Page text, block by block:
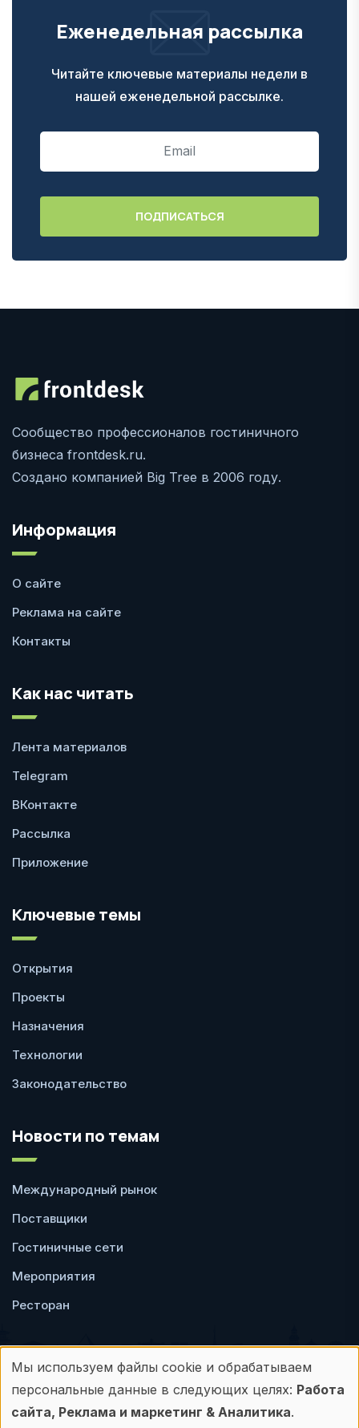
Еженедельная рассылка
Читайте ключевые материалы недели в
нашей еженедельной рассылке.
Сообщество профессионалов гостиничного
бизнеса frontdesk.ru.
Создано компанией Big Tree в 2006 году.
Информация
О сайте
Реклама на сайте
Контакты
Как нас читать
Лента материалов
Telegram
ВКонтакте
Рассылка
Приложение
Ключевые темы
Открытия
Проекты
Назначения
Технологии
Законодательство
Новости по темам
Международный рынок
Поставщики
Гостиничные сети
Мероприятия
Ресторан
Пользовательское
соглашение
Политика
конфиденциальности
Использование
персональных
Мы используем файлы cookie и обрабатываем
персональные данные в следующих целях: Работа
сайта, Реклама и маркетинг & Аналитика.